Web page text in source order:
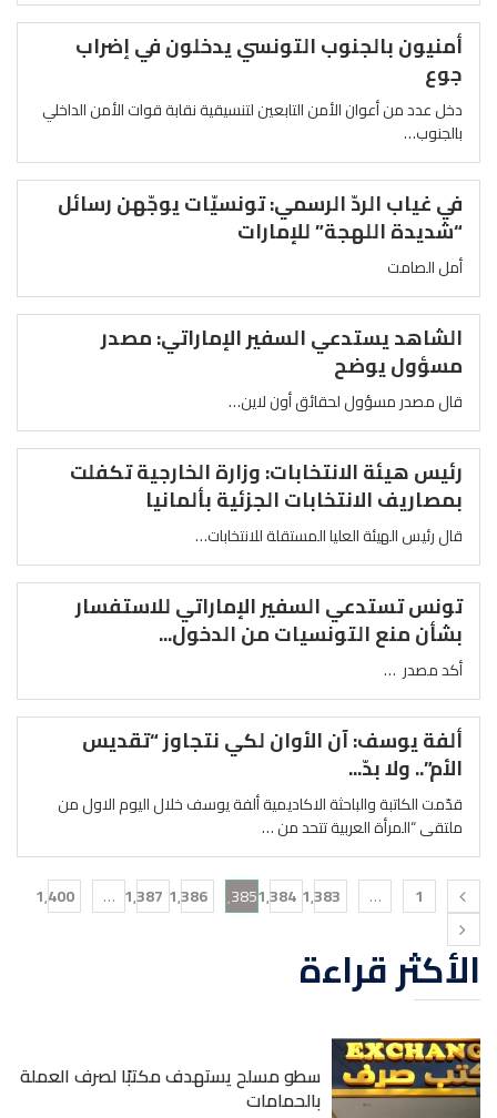
أمنيون بالجنوب التونسي يدخلون في إضراب
جوع
دخل عدد من أعوان الأمن التابعين لتنسيقية نقابة قوات الأمن الداخلي
بالجنوب…
في غياب الردّ الرسمي: تونسيّات يوجّهن رسائل
“شديدة اللهجة” للإمارات
أمل الصامت
الشاهد يستدعي السفير الإماراتي: مصدر
مسؤول يوضح
قال مصدر مسؤول لحقائق أون لاين…
رئيس هيئة الانتخابات: وزارة الخارجية تكفلت
بمصاريف الانتخابات الجزئية بألمانيا
قال رئيس الهيئة العليا المستقلة للانتخابات…
تونس تستدعي السفير الإماراتي للاستفسار
بشأن منع التونسيات من الدخول...
أكد مصدر …
ألفة يوسف: آن الأوان لكي نتجاوز “تقديس
الأم”.. ولا بدّ...
قدّمت الكاتبة والباحثة الاكاديمية ألفة يوسف خلال اليوم الاول من
ملتقى “المرأة العربية تتحد من …
1
… 1٬383 1٬3841٬385 1٬386 1٬387 … 1٬400
الأكثر قراءة
سطو مسلح يستهدف مكتبًا لصرف العملة
بالحمامات